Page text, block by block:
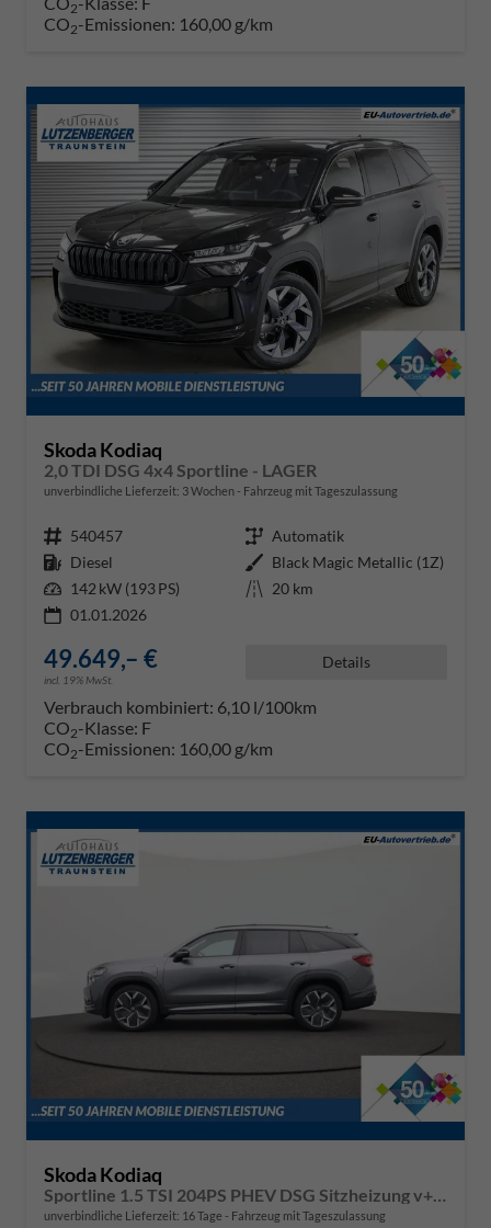
2
CO2-Emissionen: 160,00 g/km
Skoda Kodiaq
2,0 TDI DSG 4x4 Sportline - LAGER
unverbindliche Lieferzeit: 3 Wochen Fahrzeug mit Tageszulassung
Fahrzeugnr. 540457 Getriebe Automatik
Kraftstoff Diesel Außenfarbe Black Magic Metallic (1Z)
Leistung 142 kW (193 PS) Kilometerstand 20 km
01.01.2026
49.649,– €
incl. 19% MwSt.
Details
Verbrauch kombiniert: 6,10 l/100km
CO2-Klasse: F
CO2-Emissionen: 160,00 g/km
Skoda Kodiaq
unverbindliche Lieferzeit: 16 Tage Fahrzeug mit Tageszulassung